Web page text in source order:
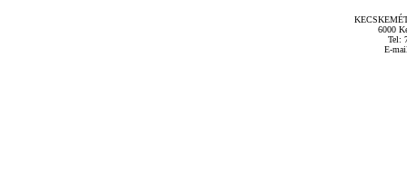
6000
Tel:
E-